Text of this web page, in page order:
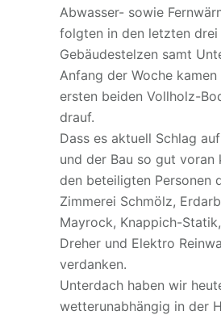
Abwasser- sowie
folgten in den letzten drei
Gebäudestelzen samt
Anfang der Woche
ersten beiden Vollholz-
drauf.
Dass es aktuell Schlag
und der Bau so gut voran
den beteiligten Personen
Zimmerei Schmölz,
Mayrock, Knappich-
Dreher und Elektro
verdanken.
Unterdach haben wir
wetterunabhängig in der